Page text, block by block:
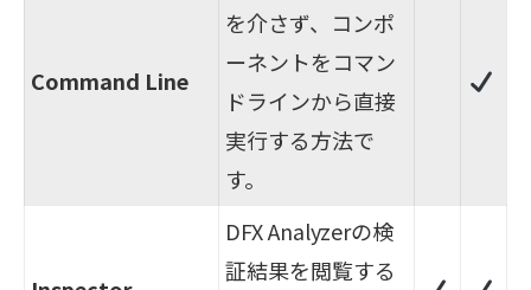
Command Line
を介さず、コンポ
ーネントをコマン
ドラインから直接
実行する方法で
す。
DFX Analyzerの検
証結果を閲覧する